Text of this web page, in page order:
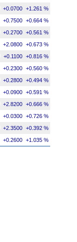
+0.0700 +1.261 %
+0.7500 +0.664 %
+0.2700 +0.561 %
+2.0800 +0.673 %
+0.1100 +0.816 %
+0.2300 +0.560 %
+0.2800 +0.494 %
+0.0900 +0.591 %
+2.8200 +0.666 %
+0.0300 +0.726 %
+2.3500 +0.392 %
+0.2600 +1.035 %